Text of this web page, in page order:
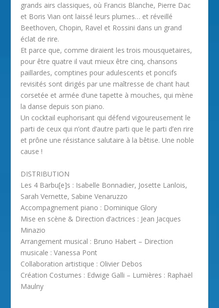
grands airs classiques, où Francis Blanche, Pierre Dac
et Boris Vian ont laissé leurs plumes… et réveillé
Beethoven, Chopin, Ravel et Rossini dans un grand
éclat de rire.
Et parce que, comme diraient les trois mousquetaires,
pour être quatre il vaut mieux être cinq, chansons
paillardes, comptines pour adulescents et poncifs
revisités sont dirigés par une maîtresse de chant haut
corsetée et armée d’une tapette à mouches, qui mène
la danse depuis son piano.
Un cocktail euphorisant qui défend vigoureusement le
parti de ceux qui n’ont d’autre parti que le parti d’en rire
et prône une résistance salutaire à la bêtise. Une noble
cause !
DISTRIBUTION
Les 4 Barbu[e]s : Isabelle Bonnadier, Josette Lanlois,
Sarah Vernette, Sabine Venaruzzo
Accompagnement piano : Dominique Glory
Mise en scène & Direction d’actrices : Jean Jacques
Minazio
Arrangement musical : Bruno Habert – Direction
musicale : Vanessa Pont
Collaboration artistique : Olivier Debos
Création Costumes : Edwige Galli – Lumières : Raphaël
Maulny